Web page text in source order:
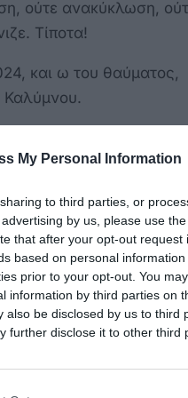
My Personal Information
to third parties, or
by us, please use
that after your opt-out request
based on personal
prior to your opt-out. You
information by third parties on
also be disclosed by us to third
further disclose it to other third
ούτε ανακύκλωση,
Τίποτα!
και ω του θαύματος,
Καλύμνου.
να πούμε ότι δεν
και γιατί ζητήσαμε να
πριν έξι μήνες ο
επαινούσαν το ΧΥΤΑ
κλπ, εμείς ταπεινά
αξιόπιστο ΧΥΤΑ, γιατί